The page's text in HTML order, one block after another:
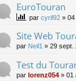
EuroTouran
par cyril92 » 04
Site Web
par Neil1 » 29 sept.
Test du
par lorenz054 » 01